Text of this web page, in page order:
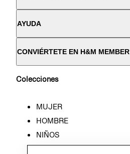
AYUDA
CONVIÉRTETE EN H&M MEMBER
Colecciones
MUJER
HOMBRE
NIÑOS